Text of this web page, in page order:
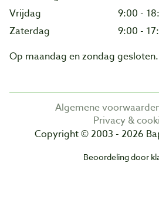
Vrijdag
9:00 -
Zaterdag
9:00 -
Op maandag en zondag gesloten.
Algemene
Privacy &
Copyright © 2003 - 2026
Beoordeling door